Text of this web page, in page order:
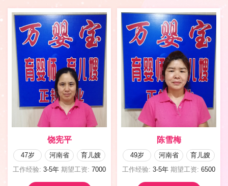
陈雪梅
49岁 河南省
育儿嫂
工作经验: 3-5年 期望工资: 6500
杨秀翠
49岁 山西省
育儿嫂
工作经验:无 期望工资: 6500